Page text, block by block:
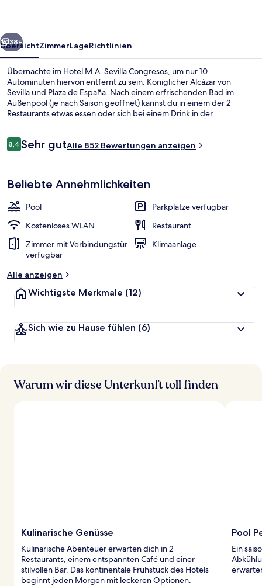
Weiter
38+
ÜbersichtZimmerLageRichtlinien
Übernachte im Hotel M.A. Sevilla Congresos, um nur 10
Autominuten hiervon entfernt zu sein: Königlicher Alcázar von
Sevilla und Plaza de España. Nach einem erfrischenden Bad im
Außenpool (je nach Saison geöffnet) kannst du in einem der 2
Restaurants etwas essen oder sich bei einem Drink in der
Plaza de Armas (Einkaufszentrum). Andere Reisende haben viel
Bewertungen
8,48,4 von 10.
Sehr gutAlle 852 Bewertungen anzeigen
Beliebte Annehmlichkeiten
Pool
Parkplätze verfügbar
Kostenloses WLAN
Restaurant
Zimmer mit Verbindungstür
verfügbar
Klimaanlage
Alle anzeigen
Wichtigste Merkmale (12)
Sich wie zu Hause fühlen (6)
Warum wir diese Unterkunft toll finden
Kulinarische Genüsse
Kulinarische Abenteuer erwarten dich in 2
Restaurants, einem entspannten Café und einer
stilvollen Bar. Das kontinentale Frühstück des Hotels
beginnt jeden Morgen mit leckeren Optionen.
Pool
Ein